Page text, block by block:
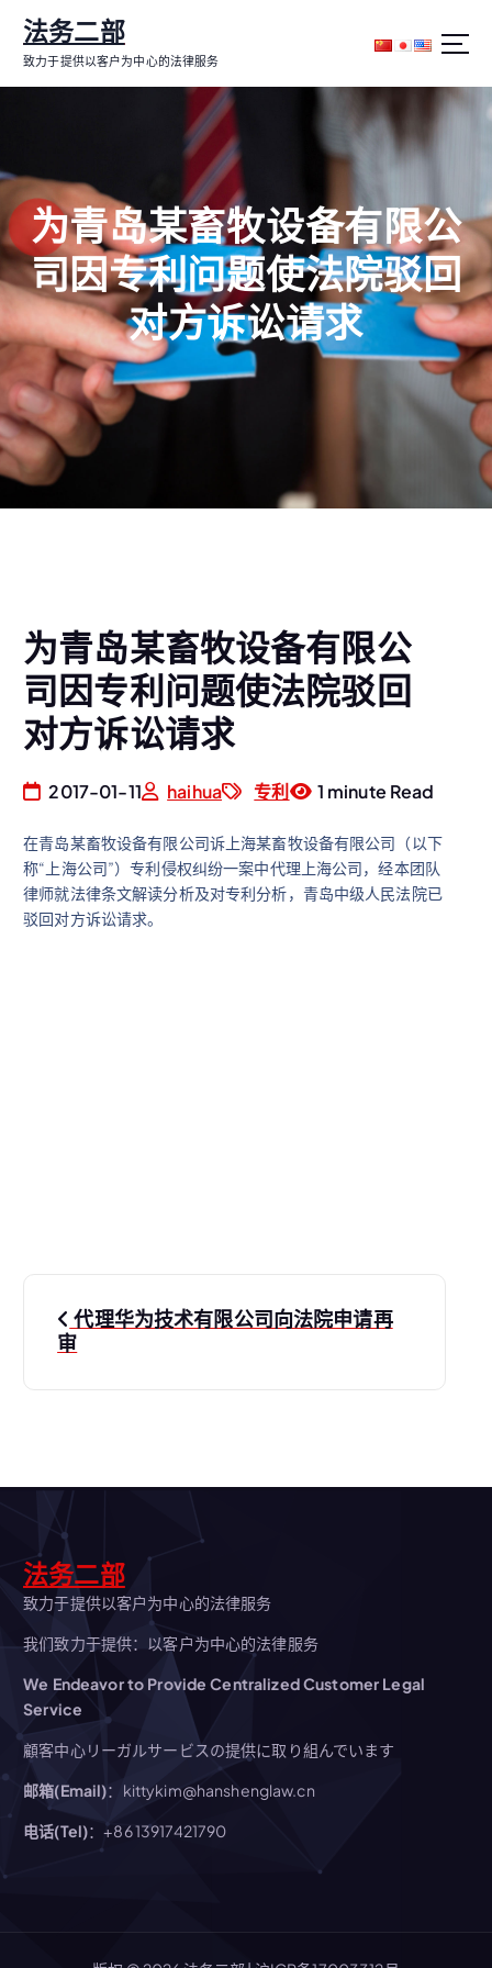
内
法务二部
致力于提供以客户为中心的法律服务
为青岛某畜牧设备有限公
司因专利问题使法院驳回
对方诉讼请求
为青岛某畜牧设备有限公
司因专利问题使法院驳回
对方诉讼请求
2017-01-11 haihua 专利 1 minute Read
在青岛某畜牧设备有限公司诉上海某畜牧设备有限公司（以下
称“上海公司”）专利侵权纠纷一案中代理上海公司，经本团队
律师就法律条文解读分析及对专利分析，青岛中级人民法院已
驳回对方诉讼请求。
文
章
代理华为技术有限公司向法院申请再
审
法务二部
致力于提供以客户为中心的法律服务
我们致力于提供：以客户为中心的法律服务
We Endeavor to Provide Centralized Customer Legal
Service
顧客中心リーガルサービスの提供に取り組んでいます
邮箱(Email)：kittykim@hanshenglaw.cn
电话(Tel)：+86 13917421790